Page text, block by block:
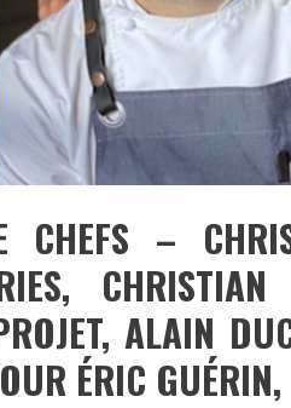
CHEFS –
ALAIN
ÉRIC